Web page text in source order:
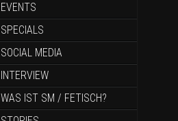
EVENTS
SPECIALS
SOCIAL MEDIA
INTERVIEW
WAS IST SM / FETISCH?